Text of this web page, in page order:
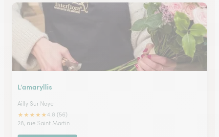
L’amaryllis
Ailly Sur Noye
★★★★★4.8 (56)
28, rue Saint Martin